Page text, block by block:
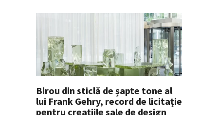
Birou din sticlă de șapte tone al
lui Frank Gehry, record de licitație
pentru creațiile sale de design